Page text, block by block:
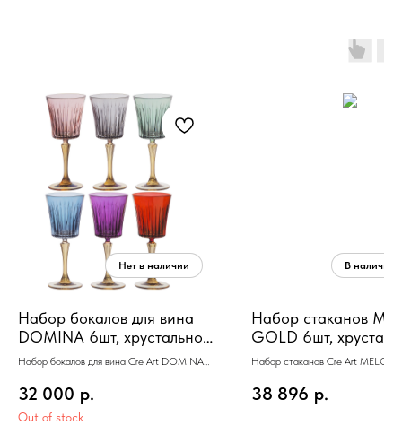
Набор бокалов для вина
DOMINA 6шт, хрустальное
стекло, 200 мл H 21
Набор бокалов для вина Cre Art DOMINA
32 000 р.
Out of stock
Набор стаканов
GOLD 6шт, хрусталь,
золото 24К , 250 мл
Набор стаканов Cre Art
38 896 р.